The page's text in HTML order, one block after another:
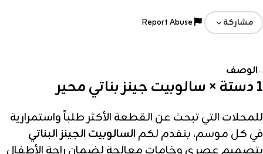
مشاركة
الوصف
1 دستة × سالوبيت جينز بناتي محير
للمحلات التي تبحث عن القطعة الأكثر طلباً واستمرارية
في كل موسم، بنقدم لكمالسالوبيت الجينز البناتي